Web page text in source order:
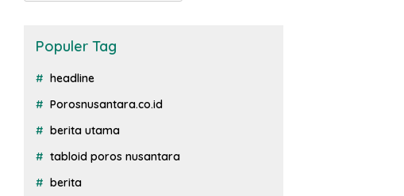
Populer Tag
headline
Porosnusantara.co.id
berita utama
tabloid poros nusantara
berita